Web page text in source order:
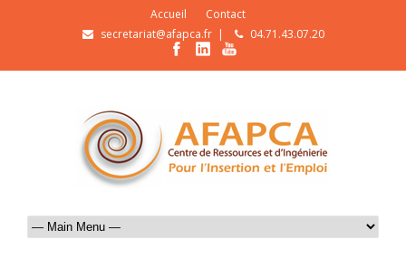
Accueil
Contact
secretariat@afapca.fr| 04.71.43.07.20